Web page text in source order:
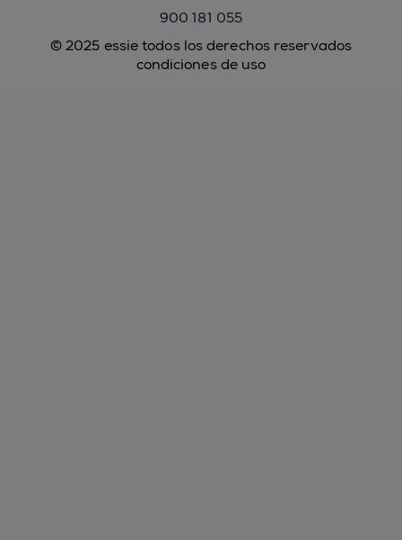
© 2025 essie todos los derechos reservados
condiciones de uso
900 181 055